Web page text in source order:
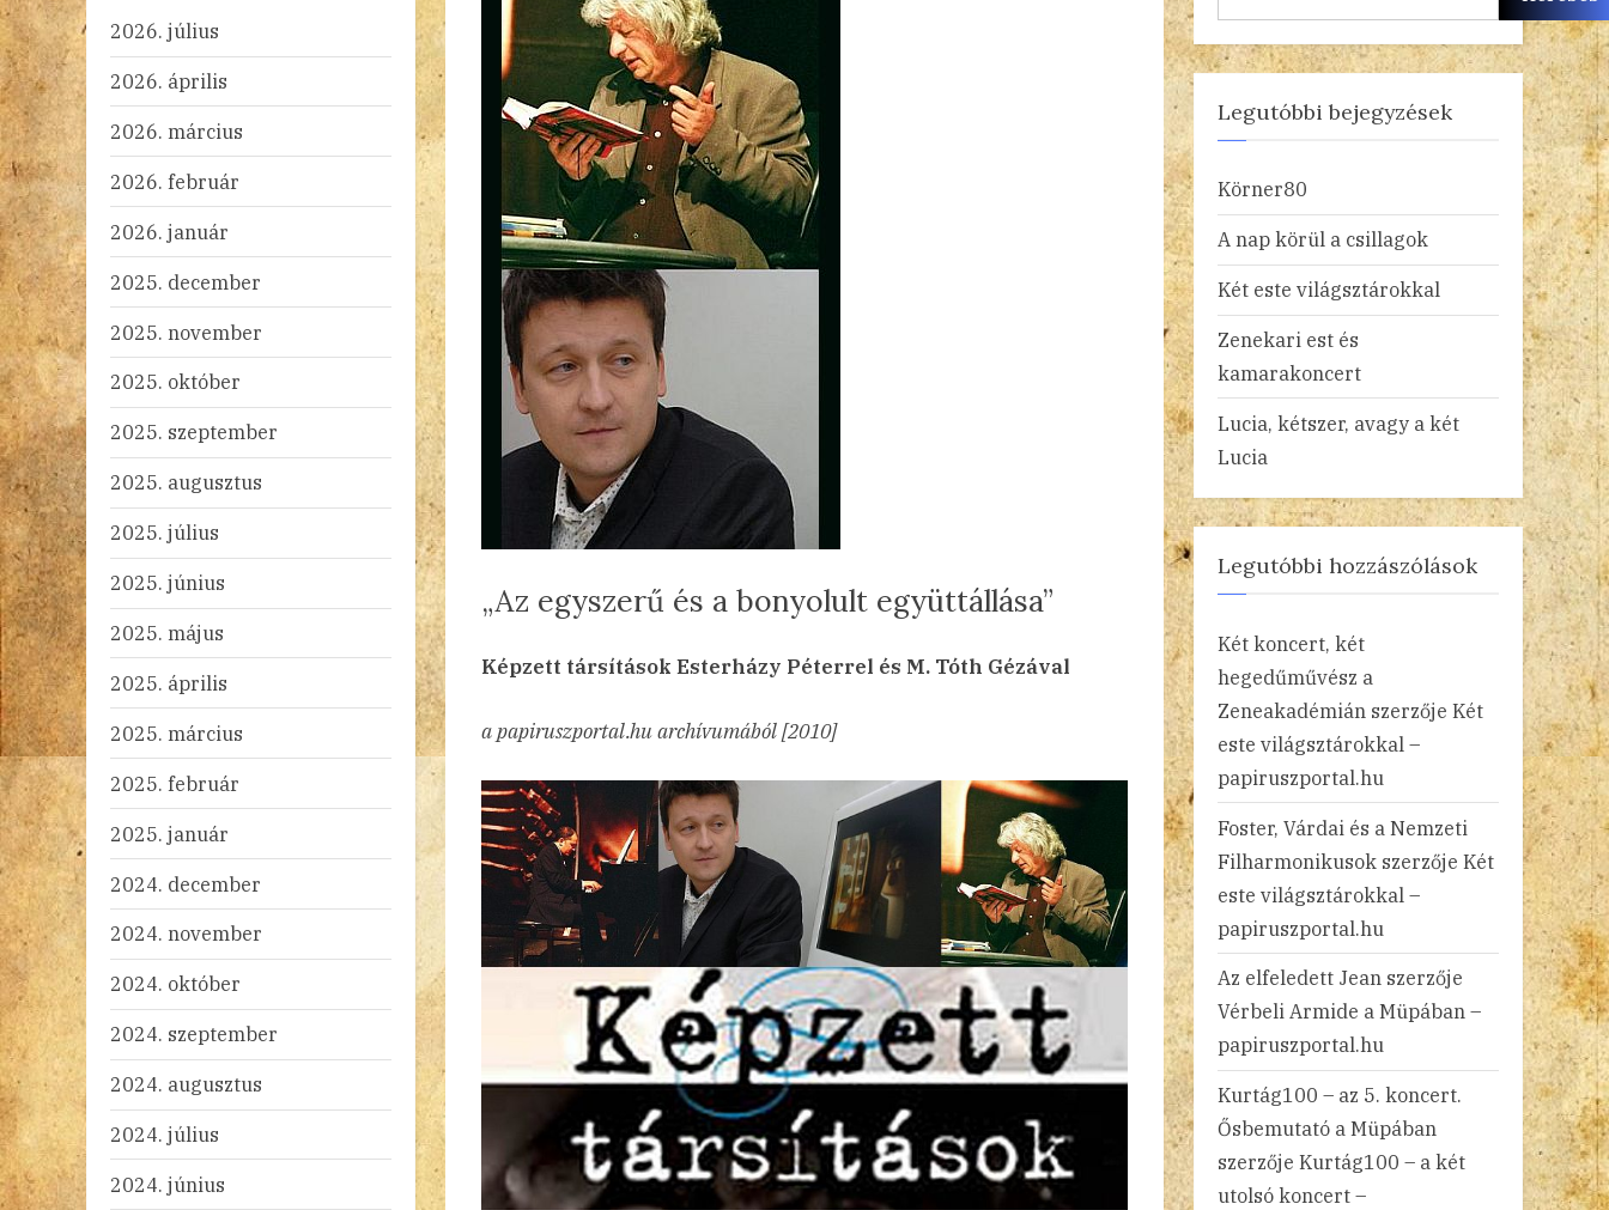
„Az egyszerű és a bonyolult együttállása”
on
2023.07.14.
admin
Nincs hozzászólás
és
bonyolult
együttállása”
bejegyzéshez
Képzett társítások Esterházy Péterrel és M. Tóth Gézával
a papiruszportal.hu archívumából [2010]
2026. július
2026. április
2026. március
2026. február
2026. január
2025. december
2025. november
2025. október
2025. szeptember
2025. augusztus
2025. július
2025. június
2025. május
2025. április
2025. március
2025. február
2025. január
2024. december
2024. november
2024. október
2024. szeptember
2024. augusztus
2024. július
2024. június
Legutóbbi bejegyzések
Körner80
A nap körül a csillagok
Két este világsztárokkal
Zenekari est és
kamarakoncert
Lucia, kétszer, avagy a két
Lucia
Legutóbbi hozzászólások
Két koncert, két
hegedűművész a
Zeneakadémián szerzője Két
este világsztárokkal –
papiruszportal.hu
Foster, Várdai és a Nemzeti
Filharmonikusok szerzője Két
este világsztárokkal –
papiruszportal.hu
Az elfeledett Jean szerzője
Vérbeli Armide a Müpában –
papiruszportal.hu
Kurtág100 – az 5. koncert.
Ősbemutató a Müpában
szerzője Kurtág100 – a két
utolsó koncert –